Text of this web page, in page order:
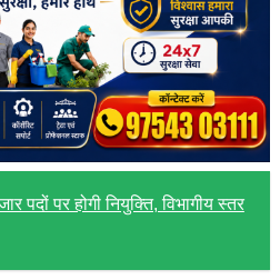
पदों पर होगी नियुक्ति, विभागीय स्तर